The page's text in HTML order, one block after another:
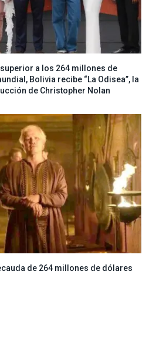
a los 264 millones de
Bolivia recibe “La Odisea”, la
de Christopher Nolan
de 264 millones de dólares